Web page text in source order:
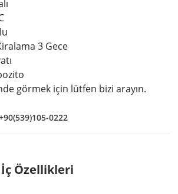
3 Gece
görmek için lütfen bizi arayın.
0222
Özellikleri